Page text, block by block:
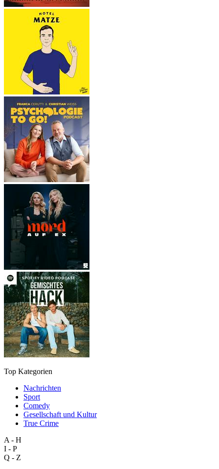
Top Kategorien
Nachrichten
Sport
Comedy
Gesellschaft und Kultur
True Crime
A - H
I - P
Q - Z